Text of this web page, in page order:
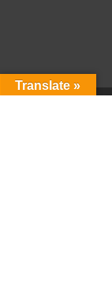
Translate »